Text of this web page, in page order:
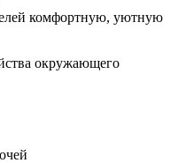
комфортную, уютную
окружающего